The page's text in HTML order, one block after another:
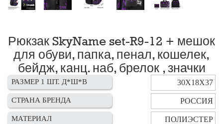
Рюкзак SkyName set-R9-12 + мешок
для обуви, папка, пенал, кошелек,
бейдж, канц. наб, брелок , значки
РАЗМЕР 1 ШТ. Д*Ш*В 30Х18Х37
СТРАНА БРЕНДА РОССИЯ
МАТЕРИАЛ ПОЛИЭСТЕР